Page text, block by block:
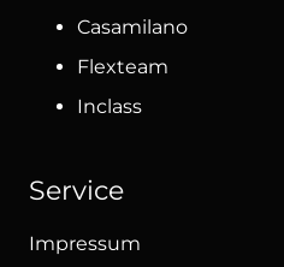
Casamilano
Flexteam
Inclass
Service
Impressum